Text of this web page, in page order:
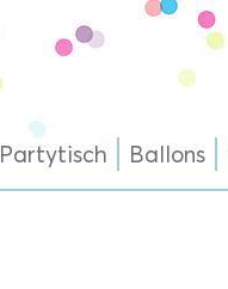
Partytisch Ballons